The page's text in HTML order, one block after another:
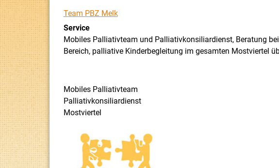
Team PBZ Melk
Service
Mobiles Palliativteam und Palliativkonsiliardienst, Beratung
Bereich, palliative Kinderbegleitung im gesamten Mostviertel
Mobiles Palliativteam
Palliativkonsiliardienst
Mostviertel